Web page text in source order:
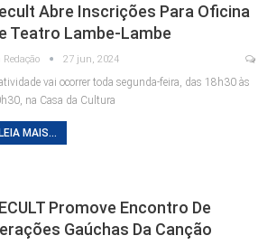
Abre Inscrições Para Oficina
Teatro Lambe-Lambe
Redação 27 jun, 2024
vai ocorrer toda segunda-feira, das 18h30 às
na Casa da Cultura
MAIS...
Promove Encontro De
Gaúchas Da Canção